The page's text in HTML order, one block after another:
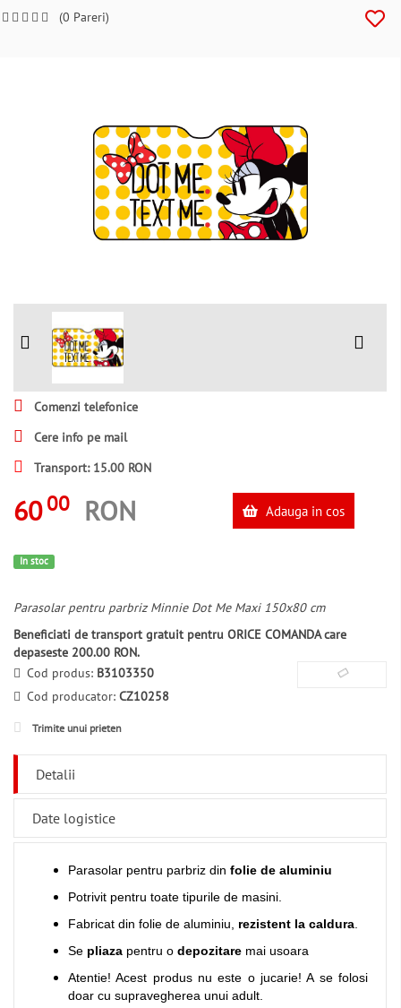
(0 Pareri)
Comenzi telefonice
Cere info pe mail
Transport: 15.00 RON
60 00 RON Adauga in cos
In stoc
Parasolar pentru parbriz Minnie Dot Me Maxi 150x80 cm
Beneficiati de transport gratuit pentru ORICE COMANDA care
depaseste 200.00 RON.
Cod produs: B3103350
Cod producator: CZ10258
Trimite unui prieten
Detalii
Date logistice
Parasolar pentru parbriz din folie de aluminiu
Potrivit pentru toate tipurile de masini.
Fabricat din folie de aluminiu, rezistent la caldura.
Se pliaza pentru o depozitare mai usoara
Atentie! Acest produs nu este o jucarie! A se folosi
doar cu supravegherea unui adult.